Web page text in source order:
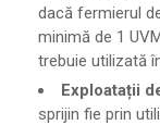
dacă fermierul
minimă de 1
trebuie utilizată
Exploatații
sprijin fie prin